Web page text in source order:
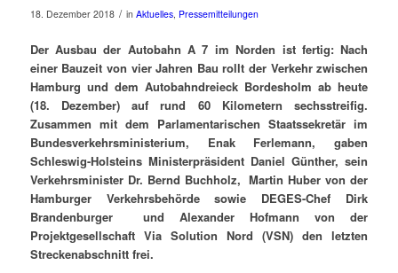
18. Dezember 2018 / in Aktuelles, Pressemitteilungen
Der Ausbau der Autobahn A 7 im Norden ist fertig: Nach
einer Bauzeit von vier Jahren Bau rollt der Verkehr zwischen
Hamburg und dem Autobahndreieck Bordesholm ab heute
(18. Dezember) auf rund 60 Kilometern sechsstreifig.
Zusammen mit dem Parlamentarischen Staatssekretär im
Bundesverkehrsministerium, Enak Ferlemann, gaben
Schleswig-Holsteins Ministerpräsident Daniel Günther, sein
Verkehrsminister Dr. Bernd Buchholz, Martin Huber von der
Hamburger Verkehrsbehörde sowie DEGES-Chef Dirk
Brandenburger und Alexander Hofmann von der
Projektgesellschaft Via Solution Nord (VSN) den letzten
Streckenabschnitt frei.